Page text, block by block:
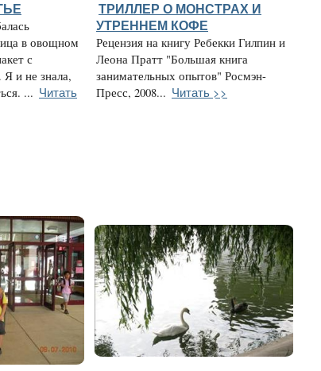
в овощном
с
и не знала,
... Читать
ТРИЛЛЕР О МОНСТРАХ И
УТРЕННЕМ КОФЕ
Рецензия на книгу Ребекки Гилпин и
Леона Пратт "Большая книга
занимательных опытов" Росмэн-
Пресс, 2008... Читать >>